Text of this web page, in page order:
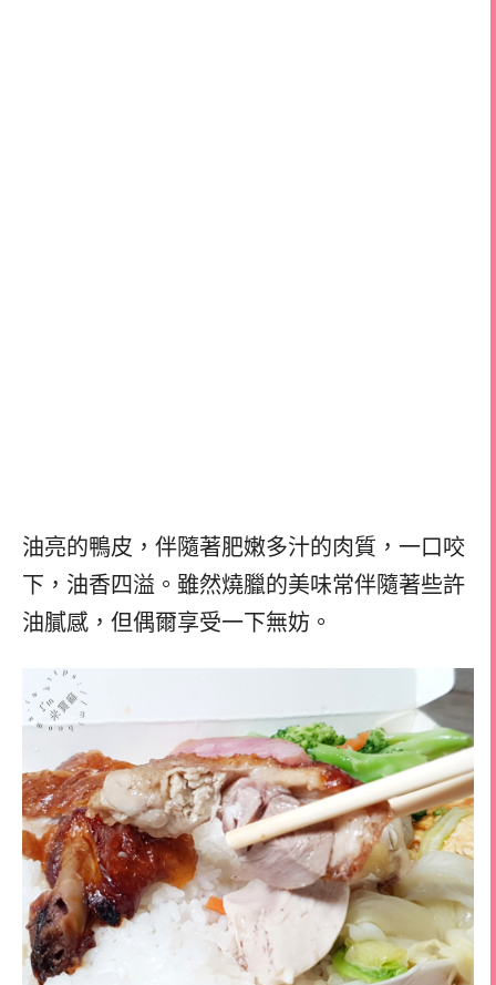
油亮的鴨皮，伴隨著肥嫩多汁的肉質，一口咬
下，油香四溢。雖然燒臘的美味常伴隨著些許
油膩感，但偶爾享受一下無妨。